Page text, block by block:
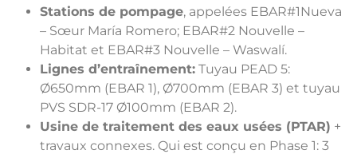
Stations de pompage, appelées EBAR#1Nueva
– Sœur María Romero; EBAR#2 Nouvelle –
Habitat et EBAR#3 Nouvelle – Waswalí.
Lignes d’entraînement: Tuyau PEAD 5:
Ø650mm (EBAR 1), Ø700mm (EBAR 3) et tuyau
PVS SDR-17 Ø100mm (EBAR 2).
Usine de traitement des eaux usées (PTAR) +
travaux connexes. Qui est conçu en Phase 1: 3